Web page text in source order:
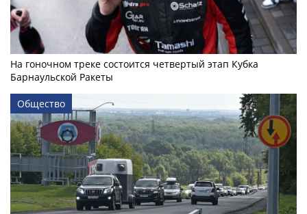
На гоночном треке состоится четвертый этап Кубка
Барнаульской Ракеты
Общество